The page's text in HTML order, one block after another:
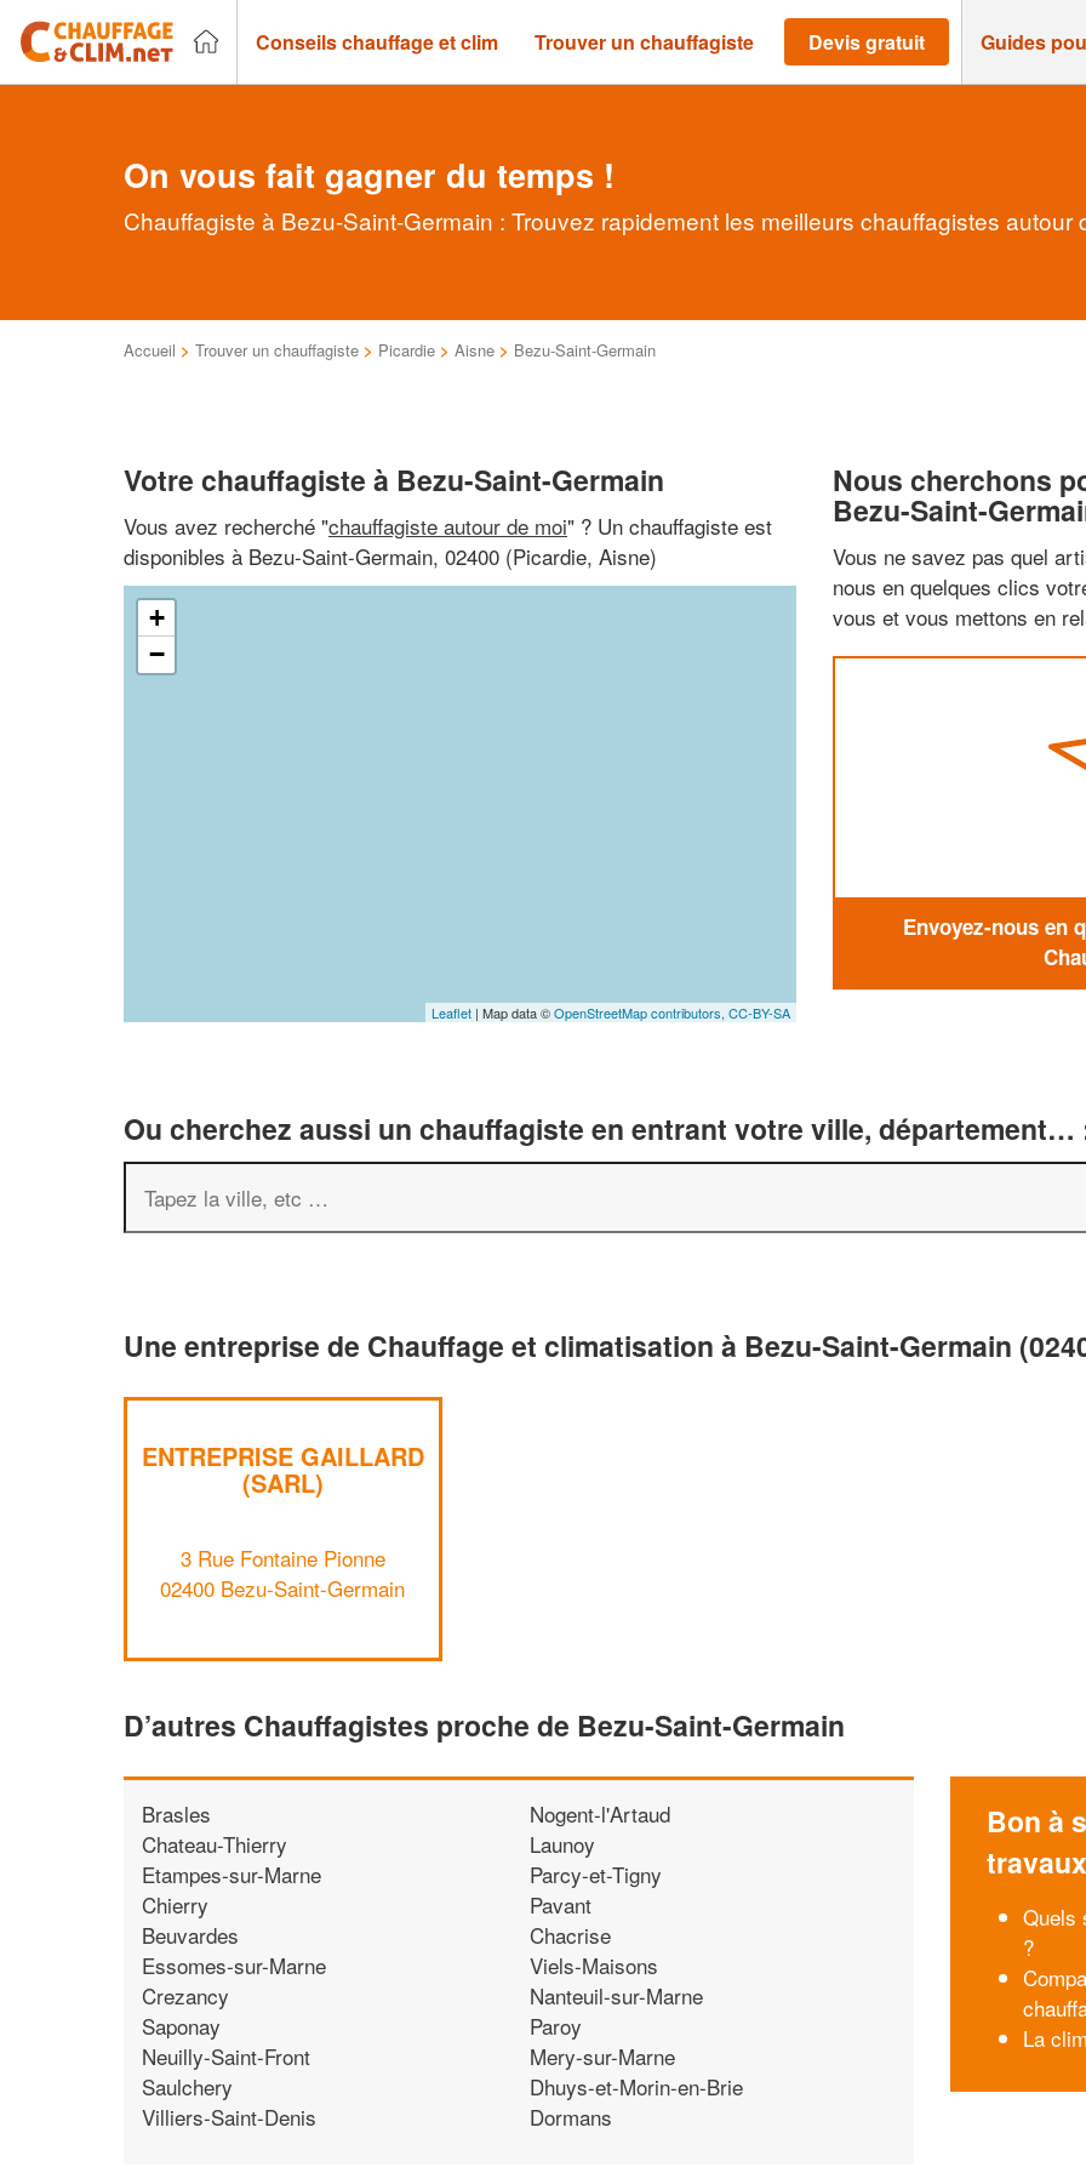
Conseils chauffage et clim Trouver un chauffagiste Devis gratuit Guides
On vous fait gagner du temps !
Chauffagiste à Bezu-Saint-Germain : Trouvez rapidement les meilleurs chauffagistes autour
Accueil > Trouver un chauffagiste > Picardie > Aisne > Bezu-Saint-Germain
Votre chauffagiste à Bezu-Saint-Germain
Vous avez recherché "chauffagiste autour de moi" ? Un chauffagiste est
disponibles à Bezu-Saint-Germain, 02400 (Picardie, Aisne)
+
−
Leaflet | Map data ©OpenStreetMap contributors, CC-BY-SA
Nous cherchons
Bezu-Saint-
Vous ne savez pas quel
nous en quelques clics
vous et vous mettons en
Envoyez-nous en
Ou cherchez aussi un chauffagiste en entrant votre ville, département…
Une entreprise de Chauffage et climatisation à Bezu-Saint-Germain
ENTREPRISE GAILLARD
(SARL)
3 Rue Fontaine Pionne
02400 Bezu-Saint-Germain
D’autres Chauffagistes proche de Bezu-Saint-Germain
Brasles
Chateau-Thierry
Etampes-sur-Marne
Chierry
Beuvardes
Essomes-sur-Marne
Crezancy
Saponay
Neuilly-Saint-Front
Saulchery
Villiers-Saint-Denis
Nogent-l'Artaud
Launoy
Parcy-et-Tigny
Pavant
Chacrise
Viels-Maisons
Nanteuil-sur-Marne
Paroy
Mery-sur-Marne
Dhuys-et-Morin-en-Brie
Dormans
Bon à
travaux
Quels
?
La